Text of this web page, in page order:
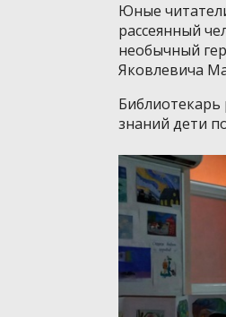
Юные
рассеянный
необычный
Яковлевича
Библиотекарь
знаний дети